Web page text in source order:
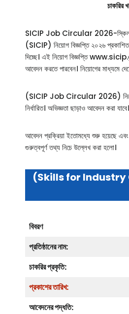
চাকরির
SICIP Job Circular 2026-স্কিলস ফর
(SICIP) নিয়োগ বিজ্ঞপ্তি ২০২৬
দিচ্ছে। এই নিয়োগ বিজ্ঞপ্তি
আবেদন করতে পারবেন। নিয়োগের মাধ্যমে
(SICIP Job Circular 2026) নিয়োগ
নির্ধারিত। অভিজ্ঞতা ছাড়াও আবেদন করা
আবেদন প্রক্রিয়া ইতোমধ্যে শুরু হয়েছে এবং
গুরুত্বপূর্ণ তথ্য নিচে উল্লেখ করা হলো।
(Skills for
বিবরণ
প্রতিষ্ঠানের নাম:
চাকরির প্রকৃতি:
প্রকাশের তারিখ:
আবেদনের পদ্ধতি: